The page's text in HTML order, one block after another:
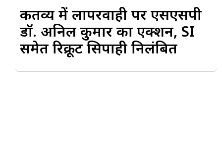
कर्तव्य में लापरवाही पर एसएसपी
डॉ. अनिल कुमार का एक्शन, SI
समेत रिक्रूट सिपाही निलंबित